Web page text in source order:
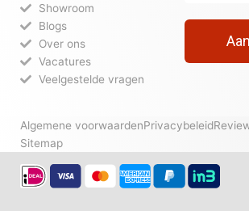
Showroom
Blogs
Over ons
Vacatures
Veelgestelde vragen
Algemene voorwaardenPrivacybeleid
Sitemap